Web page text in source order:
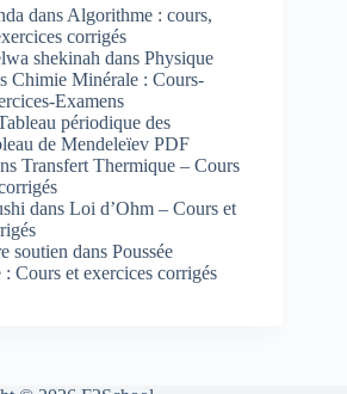
dans Algorithme : cours,
corrigés
shekinah dans Physique
Chimie Minérale : Cours-
Examens
périodique des
de Mendeleïev PDF
Transfert Thermique – Cours
dans Loi d’Ohm – Cours et
soutien dans Poussée
Cours et exercices corrigés